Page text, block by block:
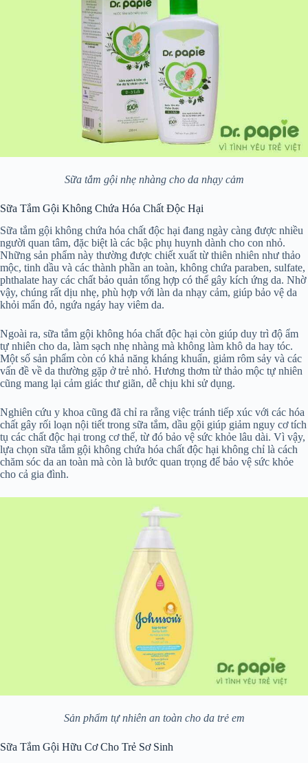
Sữa tắm gội nhẹ nhàng cho da nhạy cảm
Sữa Tắm Gội Không Chứa Hóa Chất Độc Hại
Sữa tắm gội không chứa hóa chất độc hại đang ngày càng được nhiều
người quan tâm, đặc biệt là các bậc phụ huynh dành cho con nhỏ.
Những sản phẩm này thường được chiết xuất từ thiên nhiên như thảo
mộc, tinh dầu và các thành phần an toàn, không chứa paraben, sulfate,
phthalate hay các chất bảo quản tổng hợp có thể gây kích ứng da. Nhờ
vậy, chúng rất dịu nhẹ, phù hợp với làn da nhạy cảm, giúp bảo vệ da
khỏi mẩn đỏ, ngứa ngáy hay viêm da.
Ngoài ra, sữa tắm gội không hóa chất độc hại còn giúp duy trì độ ẩm
tự nhiên cho da, làm sạch nhẹ nhàng mà không làm khô da hay tóc.
Một số sản phẩm còn có khả năng kháng khuẩn, giảm rôm sảy và các
vấn đề về da thường gặp ở trẻ nhỏ. Hương thơm từ thảo mộc tự nhiên
cũng mang lại cảm giác thư giãn, dễ chịu khi sử dụng.
Nghiên cứu y khoa cũng đã chỉ ra rằng việc tránh tiếp xúc với các hóa
chất gây rối loạn nội tiết trong sữa tắm, dầu gội giúp giảm nguy cơ tích
tụ các chất độc hại trong cơ thể, từ đó bảo vệ sức khỏe lâu dài. Vì vậy,
lựa chọn sữa tắm gội không chứa hóa chất độc hại không chỉ là cách
chăm sóc da an toàn mà còn là bước quan trọng để bảo vệ sức khỏe
cho cả gia đình.
Sản phẩm tự nhiên an toàn cho da trẻ em
Sữa Tắm Gội Hữu Cơ Cho Trẻ Sơ Sinh